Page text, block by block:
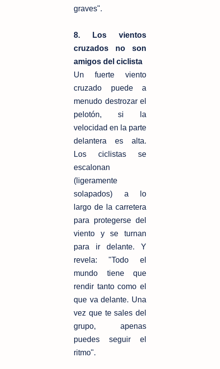
graves".
8. Los vientos
cruzados no son
amigos del ciclista
Un fuerte viento
cruzado puede a
menudo destrozar el
pelotón, si la
velocidad en la parte
delantera es alta.
Los ciclistas se
escalonan
(ligeramente
solapados) a lo
largo de la carretera
para protegerse del
viento y se turnan
para ir delante. Y
revela: "Todo el
mundo tiene que
rendir tanto como el
que va delante. Una
vez que te sales del
grupo, apenas
puedes seguir el
ritmo".